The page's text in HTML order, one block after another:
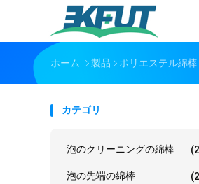
ホーム 製品 ポリエステル綿棒
カテゴリ
泡のクリーニングの綿棒
泡の先端の綿棒